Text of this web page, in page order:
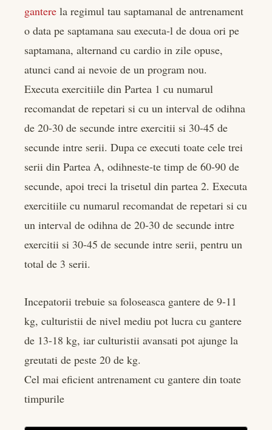
gantere la regimul tau saptamanal de antrenament
o data pe saptamana sau executa-l de doua ori pe
saptamana, alternand cu cardio in zile opuse,
atunci cand ai nevoie de un program nou.
Executa exercitiile din Partea 1 cu numarul
recomandat de repetari si cu un interval de odihna
de 20-30 de secunde intre exercitii si 30-45 de
secunde intre serii. Dupa ce executi toate cele trei
serii din Partea A, odihneste-te timp de 60-90 de
secunde, apoi treci la trisetul din partea 2. Executa
exercitiile cu numarul recomandat de repetari si cu
un interval de odihna de 20-30 de secunde intre
exercitii si 30-45 de secunde intre serii, pentru un
total de 3 serii.
Incepatorii trebuie sa foloseasca gantere de 9-11
kg, culturistii de nivel mediu pot lucra cu gantere
de 13-18 kg, iar culturistii avansati pot ajunge la
greutati de peste 20 de kg.
Cel mai eficient antrenament cu gantere din toate
timpurile